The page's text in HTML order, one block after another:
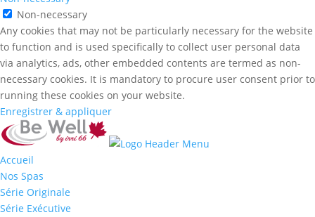
Non-necessary
Any cookies that may not be particularly necessary for the website
to function and is used specifically to collect user personal data
via analytics, ads, other embedded contents are termed as non-
necessary cookies. It is mandatory to procure user consent prior to
running these cookies on your website.
Enregistrer & appliquer
Accueil
Nos Spas
Série Originale
Série Exécutive